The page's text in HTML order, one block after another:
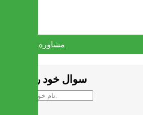
مشاوره واتس آپ
سوال خود را بپرسید